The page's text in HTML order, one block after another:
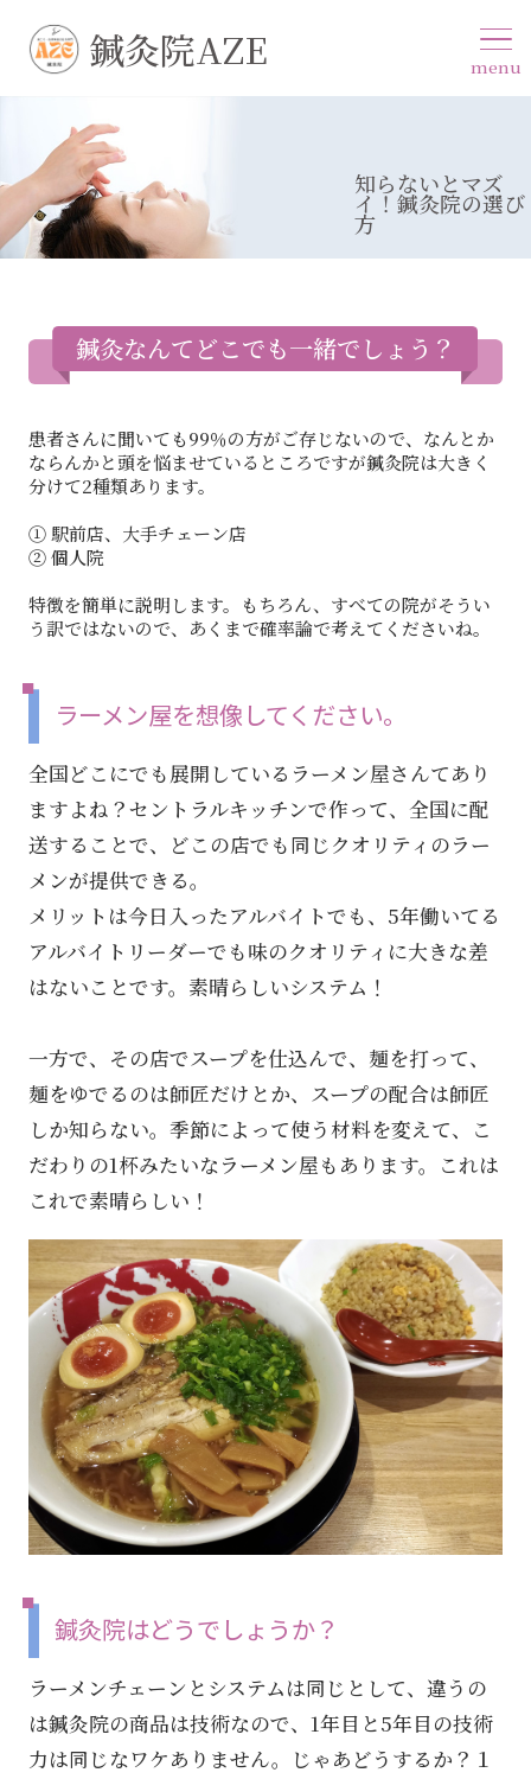
鍼灸院AZE menu
知らないとマズ
イ！鍼灸院の選び
方
鍼灸なんてどこでも一緒でしょう？
患者さんに聞いても99％の方がご存じないので、なんとか
ならんかと頭を悩ませているところですが鍼灸院は大きく
分けて2種類あります。
① 駅前店、大手チェーン店
② 個人院
特徴を簡単に説明します。もちろん、すべての院がそうい
う訳ではないので、あくまで確率論で考えてくださいね。
ラーメン屋を想像してください。
全国どこにでも展開しているラーメン屋さんてあり
ますよね？セントラルキッチンで作って、全国に配
送することで、どこの店でも同じクオリティのラー
メンが提供できる。
メリットは今日入ったアルバイトでも、5年働いてる
アルバイトリーダーでも味のクオリティに大きな差
はないことです。素晴らしいシステム！
一方で、その店でスープを仕込んで、麺を打って、
麺をゆでるのは師匠だけとか、スープの配合は師匠
しか知らない。季節によって使う材料を変えて、こ
だわりの1杯みたいなラーメン屋もあります。これは
これで素晴らしい！
鍼灸院はどうでしょうか？
ラーメンチェーンとシステムは同じとして、違うの
は鍼灸院の商品は技術なので、1年目と5年目の技術
力は同じなワケありません。じゃあどうするか？１